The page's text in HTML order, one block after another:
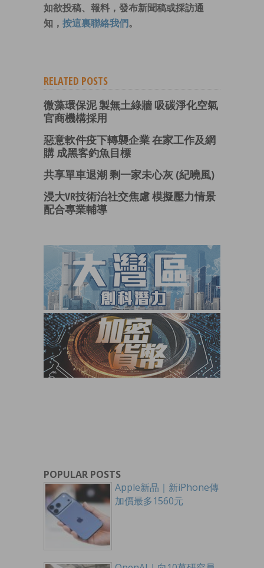
如欲投稿、報料，發布新聞稿或採訪通
知， 按這裏聯絡我們 。
RELATED POSTS
微藻環保泥 製無土綠牆 吸碳淨化空氣
官商機構採用
惡意軟件疫下轉襲企業 在家工作及網
購 成黑客釣魚目標
共享單車退潮 剩一家未心灰 (紀曉風)
浸大VR技術治社交焦慮 模擬壓力情景
配合專業輔導
POPULAR POSTS
Apple新品｜新iPhone傳
加價最多1560元